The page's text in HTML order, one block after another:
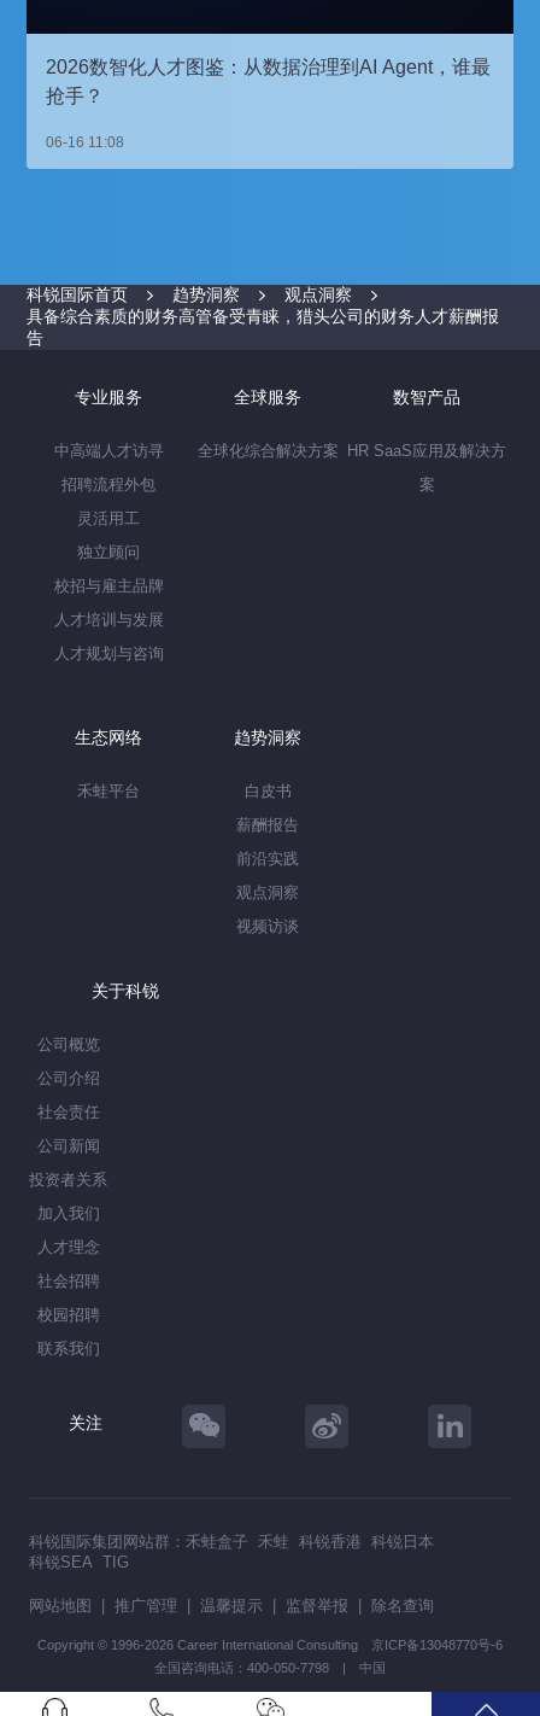
2026数智化人才图鉴：从数据治理到AI Agent，谁最
抢手？
06-16 11:08
科锐国际首页 趋势洞察
观点洞察
具备综合素质的财务高管备受青睐，猎头公司的财务人才薪酬报
告
专业服务
中高端人才访寻
招聘流程外包
灵活用工
独立顾问
校招与雇主品牌
人才培训与发展
人才规划与咨询
全球服务
全球化综合解决方案
数智产品
HR SaaS应用及解决方
案
生态网络
禾蛙平台
趋势洞察
白皮书
薪酬报告
前沿实践
观点洞察
视频访谈
关于科锐
公司概览
公司介绍
社会责任
公司新闻
投资者关系
加入我们
人才理念
社会招聘
校园招聘
联系我们
关注
科锐国际集团网站群： 禾蛙盒子 禾蛙 科锐香港 科锐日本
科锐SEA TIG
网站地图 推广管理 温馨提示 监督举报 除名查询
Copyright © 1996-2026 Career International Consulting 京ICP备13048770号-6
全国咨询电话：400-050-7798 | 中国